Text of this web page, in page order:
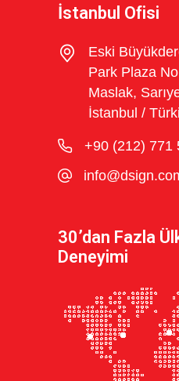
İstanbul Ofisi
Eski
Park Plaza
Maslak,
İstanbul /
+90 (212) 771
30’dan Fazla
Deneyimi